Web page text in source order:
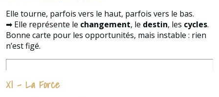
Elle tourne, parfois vers le haut, parfois vers le bas.
➡ Elle représente le changement, le destin, les cycles.
Bonne carte pour les opportunités, mais instable : rien
n’est figé.
XI – La Force